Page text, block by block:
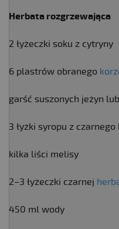
Herbata rozgrzewająca
2 łyżeczki soku z cytryny
6 plastrów obranego
garść suszonych jeżyn
3 łyżki syropu z czarnego
kilka liści melisy
2–3 łyżeczki czarnej
450 ml wody